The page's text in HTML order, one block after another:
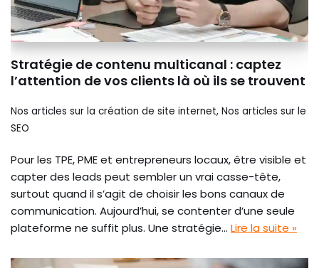
Stratégie de contenu multicanal : captez
l’attention de vos clients là où ils se trouvent
Nos articles sur la création de site internet, Nos articles sur le
SEO
Pour les TPE, PME et entrepreneurs locaux, être visible et
capter des leads peut sembler un vrai casse-tête,
surtout quand il s’agit de choisir les bons canaux de
communication. Aujourd’hui, se contenter d’une seule
plateforme ne suffit plus. Une stratégie… Lire la suite »